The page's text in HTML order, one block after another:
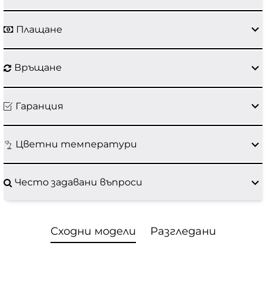
Плащане
Връщане
Гаранция
Цветни температури
Често задавани въпроси
Сходни модели Разгледани